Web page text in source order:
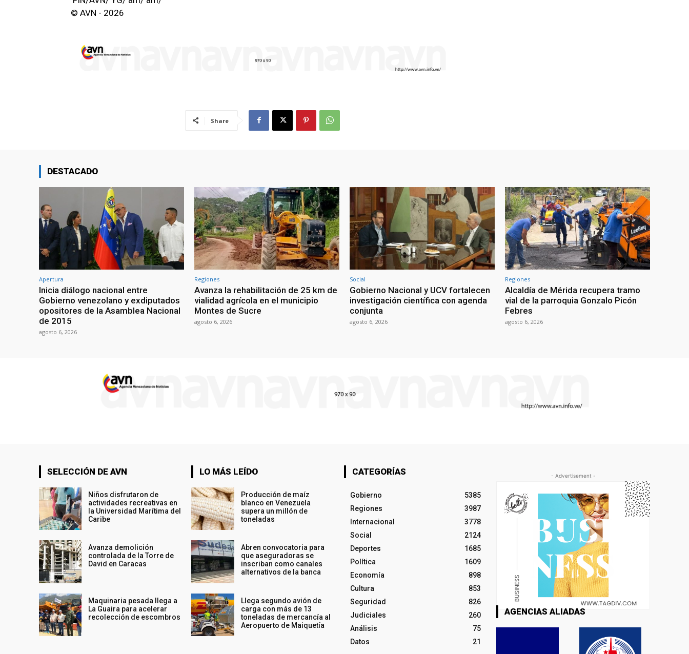
© AVN - 2026
Share
DESTACADO
Apertura
Inicia diálogo nacional entre
Gobierno venezolano y exdiputados
opositores de la Asamblea Nacional
de 2015
agosto 6, 2026
Regiones
Avanza la rehabilitación de 25 km de
vialidad agrícola en el municipio
Montes de Sucre
agosto 6, 2026
Social
Gobierno Nacional y UCV fortalecen
investigación científica con agenda
conjunta
agosto 6, 2026
Regiones
Alcaldía de Mérida recupera tramo
vial de la parroquia Gonzalo Picón
Febres
agosto 6, 2026
SELECCIÓN DE AVN
Niños disfrutaron de
actividades recreativas en
la Universidad Marítima del
Caribe
Avanza demolición
controlada de la Torre de
David en Caracas
Maquinaria pesada llega a
La Guaira para acelerar
recolección de escombros
LO MÁS LEÍDO
Producción de maíz
blanco en Venezuela
supera un millón de
toneladas
Abren convocatoria para
que aseguradoras se
inscriban como canales
alternativos de la banca
Llega segundo avión de
carga con más de 13
toneladas de mercancía al
Aeropuerto de Maiquetía
CATEGORÍAS
Gobierno
5385
Regiones
3987
Internacional
3778
Social
2124
Deportes
1685
Política
1609
Economía
898
Cultura
853
Seguridad
826
Judiciales
260
Análisis
75
Datos
21
- Advertisement -
AGENCIAS ALIADAS